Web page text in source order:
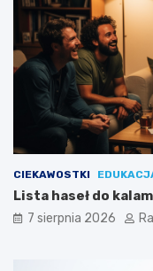
CIEKAWOSTKI
Lista haseł do
7 sierpnia 2026